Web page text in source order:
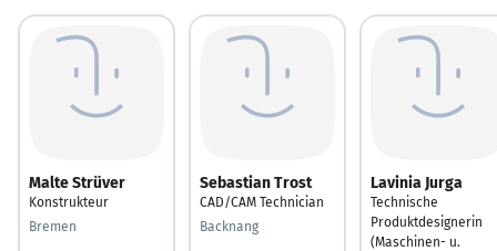
Malte Strüver
Konstrukteur
Bremen
Sebastian Trost
CAD/CAM Technician
Backnang
Lavinia Jurga
Technische
Produktdesignerin
(Maschinen- u.